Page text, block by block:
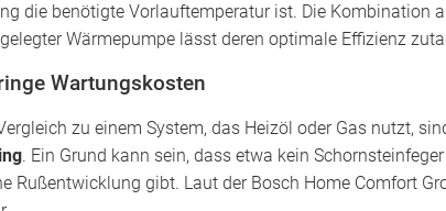
die benötigte Vorlauftemperatur ist. Die Kombination
Wärmepumpe lässt deren optimale Effizienz
Wartungskosten
zu einem System, das Heizöl oder Gas nutzt,
. Ein Grund kann sein, dass etwa kein
Rußentwicklung gibt. Laut der Bosch Home Comfort